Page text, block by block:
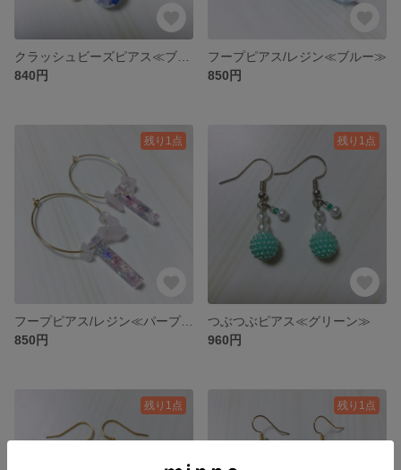
840円
フープピアス/レジン≪ブルー≫
850円
残り1点
フープピアス/レジン≪パープル≫
850円
残り1点
つぶつぶピアス≪グリーン≫
960円
残り1点 残り1点